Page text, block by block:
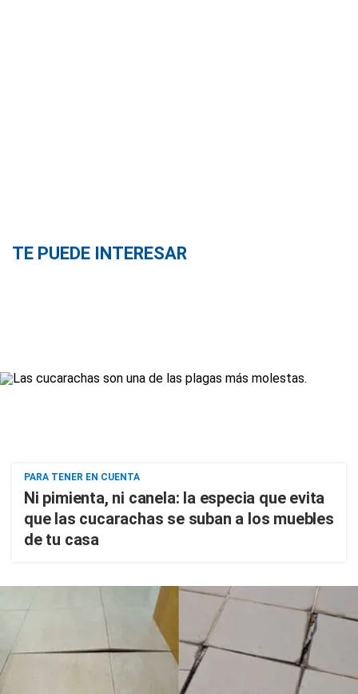
TE PUEDE INTERESAR
PARA TENER EN CUENTA
Ni pimienta, ni canela: la especia que evita
que las cucarachas se suban a los muebles
de tu casa